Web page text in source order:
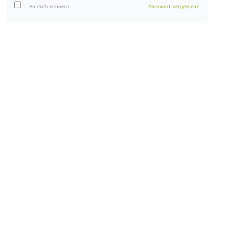
An mich erinnern Passwort vergessen?